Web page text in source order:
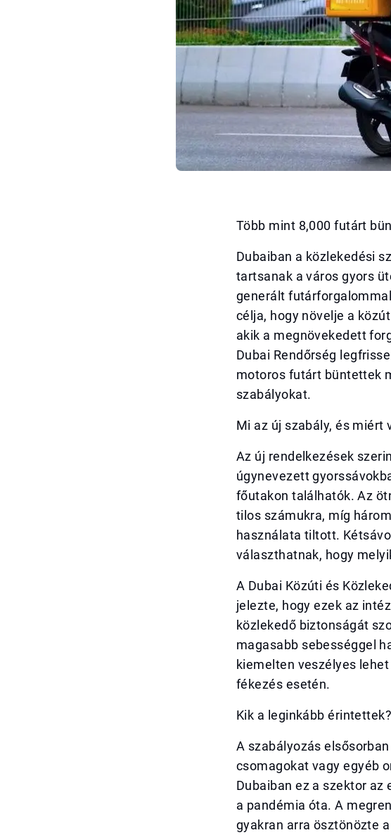
Több mint 8,000 futárt
Dubaiban a közlekedési
tartsanak a város gyors
generált
célja, hogy növelje a
akik a megnövekedett
Dubai Rendőrség
motoros futárt büntettek
szabályokat.
Mi az új szabály, és miért
Az új rendelkezések
úgynevezett
főutakon találhatók. Az
tilos számukra, míg
használata tiltott.
választhatnak, hogy
A Dubai Közúti és
jelezte, hogy ezek az
közlekedő biztonságát
magasabb sebességgel
kiemelten veszélyes
fékezés esetén.
Kik a leginkább érintettek?
A szabályozás
csomagokat vagy egyéb
Dubaiban ez a szektor
a pandémia óta. A
gyakran arra ösztönözte